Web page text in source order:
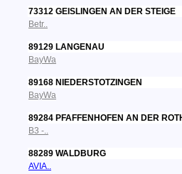
73312 GEISLINGEN AN DER STEIGE
Betr..
89129 LANGENAU
BayWa
89168 NIEDERSTOTZINGEN
BayWa
89284 PFAFFENHOFEN AN DER
B3 -..
88289 WALDBURG
AVIA..